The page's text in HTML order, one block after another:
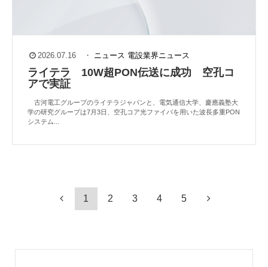
2026.07.16 ・ ニュース 電設業界ニュース
ライテラ 10W超PON伝送に成功 空孔コ
アで実証
古河電工グループのライテラジャパンと、電気通信大学、慶應義塾大
学の研究グループは7月3日、空孔コア光ファイバを用いた波長多重PON
システム...
1 2 3 4 5